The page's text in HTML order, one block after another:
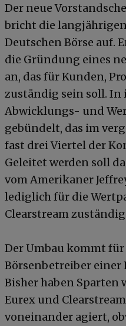
Der neue
bricht die
Deutschen Börse auf.
die Gründung eines
an, das für Kunden,
zuständig sein soll. In
Abwicklungs- und
gebündelt, das im
fast drei Viertel der
Geleitet werden soll
vom Amerikaner
lediglich für die
Clearstream
Der Umbau kommt
Börsenbetreiber einer
Bisher haben Sparten
Eurex und
voneinander agiert,